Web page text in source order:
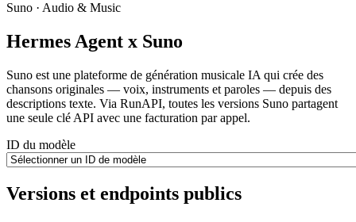
Suno · Audio & Music
Hermes Agent x Suno
Suno est une plateforme de génération musicale IA qui crée des
chansons originales — voix, instruments et paroles — depuis des
descriptions texte. Via RunAPI, toutes les versions Suno partagent
une seule clé API avec une facturation par appel.
ID du modèle
Versions et endpoints publics